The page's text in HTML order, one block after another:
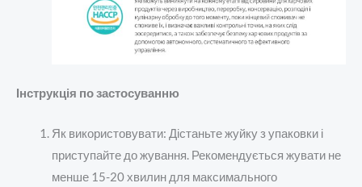
Інструкція по застосуванню
Як використовувати: Дістаньте жуйку з упаковки і
приступайте до жування. Рекомендується жувати не
менше 15-20 хвилин для максимального